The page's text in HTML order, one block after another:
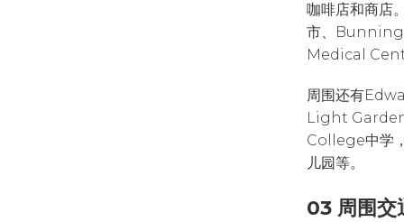
咖啡店和商
市、
Medical
周围还有
Light
College中学
儿园等。
03 周围交